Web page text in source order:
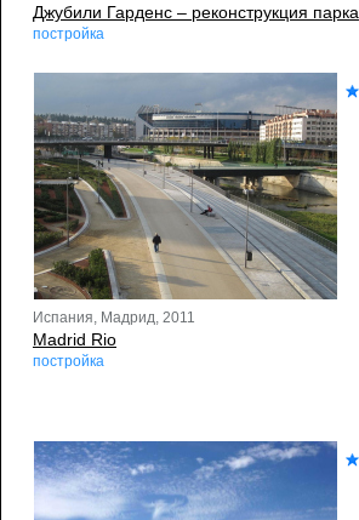
Джубили Гарденс – реконструкция парка
постройка
Испания, Мадрид, 2011
Madrid Rio
постройка